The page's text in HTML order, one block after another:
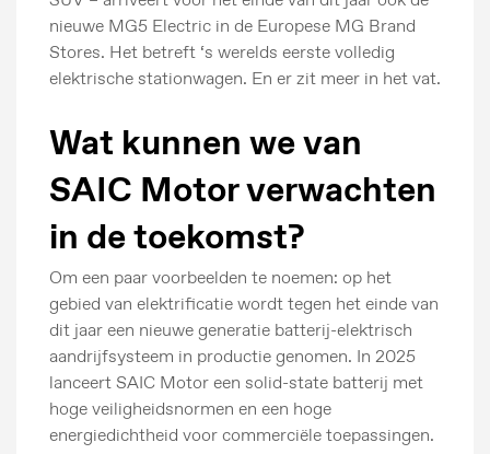
Persberichten
nieuwe MG5 Electric in de Europese MG Brand
Stores. Het betreft ‘s werelds eerste volledig
elektrische stationwagen. En er zit meer in het vat.
Wat kunnen we van
SAIC Motor verwachten
in de toekomst?
Om een ​​paar voorbeelden te noemen: op het
gebied van elektrificatie wordt tegen het einde van
dit jaar een nieuwe generatie batterij-elektrisch
aandrijfsysteem in productie genomen. In 2025
lanceert SAIC Motor een solid-state batterij met
hoge veiligheidsnormen en een hoge
energiedichtheid voor commerciële toepassingen.